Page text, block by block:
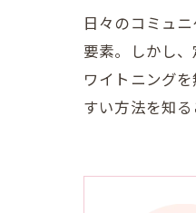
日々のコミュ
要素。しかし
ワイトニング
すい方法を知